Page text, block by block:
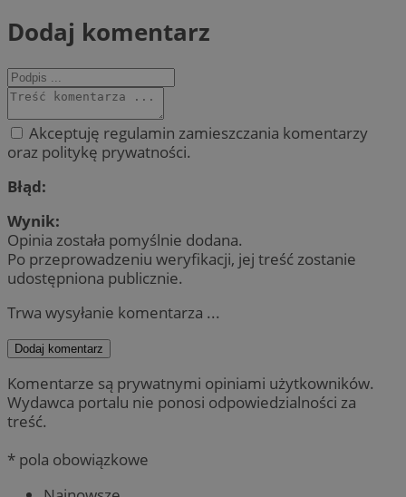
Dodaj komentarz
Akceptuję regulamin zamieszczania komentarzy
oraz politykę prywatności.
Błąd:
Wynik:
Opinia została pomyślnie dodana.
Po przeprowadzeniu weryfikacji, jej treść zostanie
udostępniona publicznie.
Trwa wysyłanie komentarza ...
Dodaj komentarz
Komentarze są prywatnymi opiniami użytkowników.
Wydawca portalu nie ponosi odpowiedzialności za
treść.
* pola obowiązkowe